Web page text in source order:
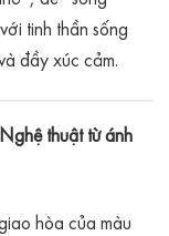
tinh thần sống
đầy xúc cảm.
thuật từ ánh
hòa của màu